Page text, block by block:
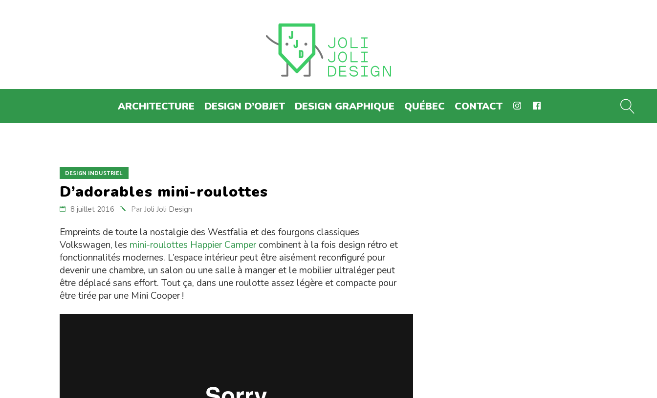
ARCHITECTURE DESIGN D’OBJET DESIGN GRAPHIQUE QUÉBEC CONTACT
DESIGN INDUSTRIEL
D’adorables mini-roulottes
8 juillet 2016 Par Joli Joli Design
Empreints de toute la nostalgie des Westfalia et des fourgons classiques
Volkswagen, les mini-roulottes Happier Campercombinent à la fois design rétro et
fonctionnalités modernes. L’espace intérieur peut être aisément reconfiguré pour
devenir une chambre, un salon ou une salle à manger et le mobilier ultraléger peut
être déplacé sans effort. Tout ça, dans une roulotte assez légère et compacte pour
être tirée par une Mini Cooper !